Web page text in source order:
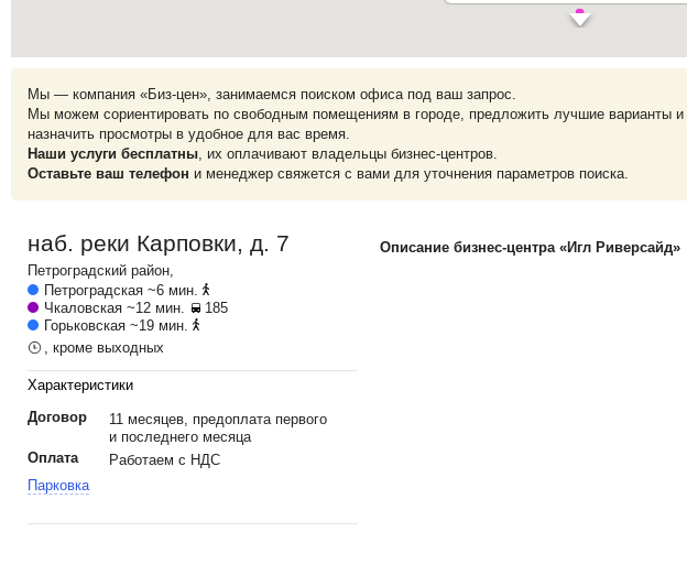
Мы — компания «Биз-цен», занимаемся поиском офиса под ваш запрос.
Мы можем сориентировать по свободным помещениям в городе, предложить лучшие варианты и
назначить просмотры в удобное для вас время.
Наши услуги бесплатны, их оплачивают владельцы бизнес-центров.
Оставьте ваш телефон и менеджер свяжется с вами для уточнения параметров поиска.
наб. реки Карповки, д. 7
Петроградский район,
Петроградская ~6 мин.
Чкаловская ~12 мин.
185
Горьковская ~19 мин.
, кроме выходных
Характеристики
Договор
11 месяцев, предоплата первого
и последнего месяца
Оплата
Работаем с НДС
Парковка
Описание бизнес-центра «Игл Риверсайд»